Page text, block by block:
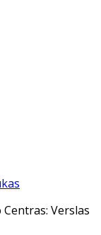
Verslas